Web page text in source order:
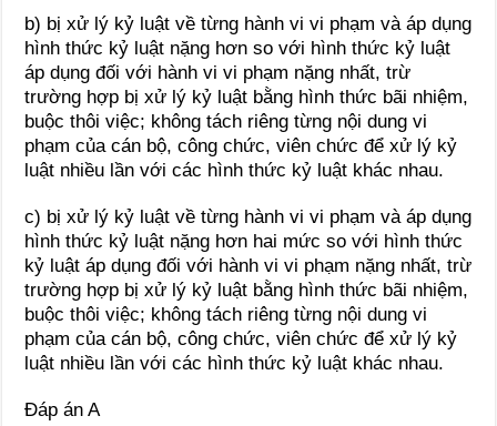
b) bị xử lý kỷ luật về từng hành vi vi phạm và áp dụng
hình thức kỷ luật nặng hơn so với hình thức kỷ luật
áp dụng đối với hành vi vi phạm nặng nhất, trừ
trường hợp bị xử lý kỷ luật bằng hình thức bãi nhiệm,
buộc thôi việc; không tách riêng từng nội dung vi
phạm của cán bộ, công chức, viên chức để xử lý kỷ
luật nhiều lần với các hình thức kỷ luật khác nhau.
c) bị xử lý kỷ luật về từng hành vi vi phạm và áp dụng
hình thức kỷ luật nặng hơn hai mức so với hình thức
kỷ luật áp dụng đối với hành vi vi phạm nặng nhất, trừ
trường hợp bị xử lý kỷ luật bằng hình thức bãi nhiệm,
buộc thôi việc; không tách riêng từng nội dung vi
phạm của cán bộ, công chức, viên chức để xử lý kỷ
luật nhiều lần với các hình thức kỷ luật khác nhau.
Đáp án A